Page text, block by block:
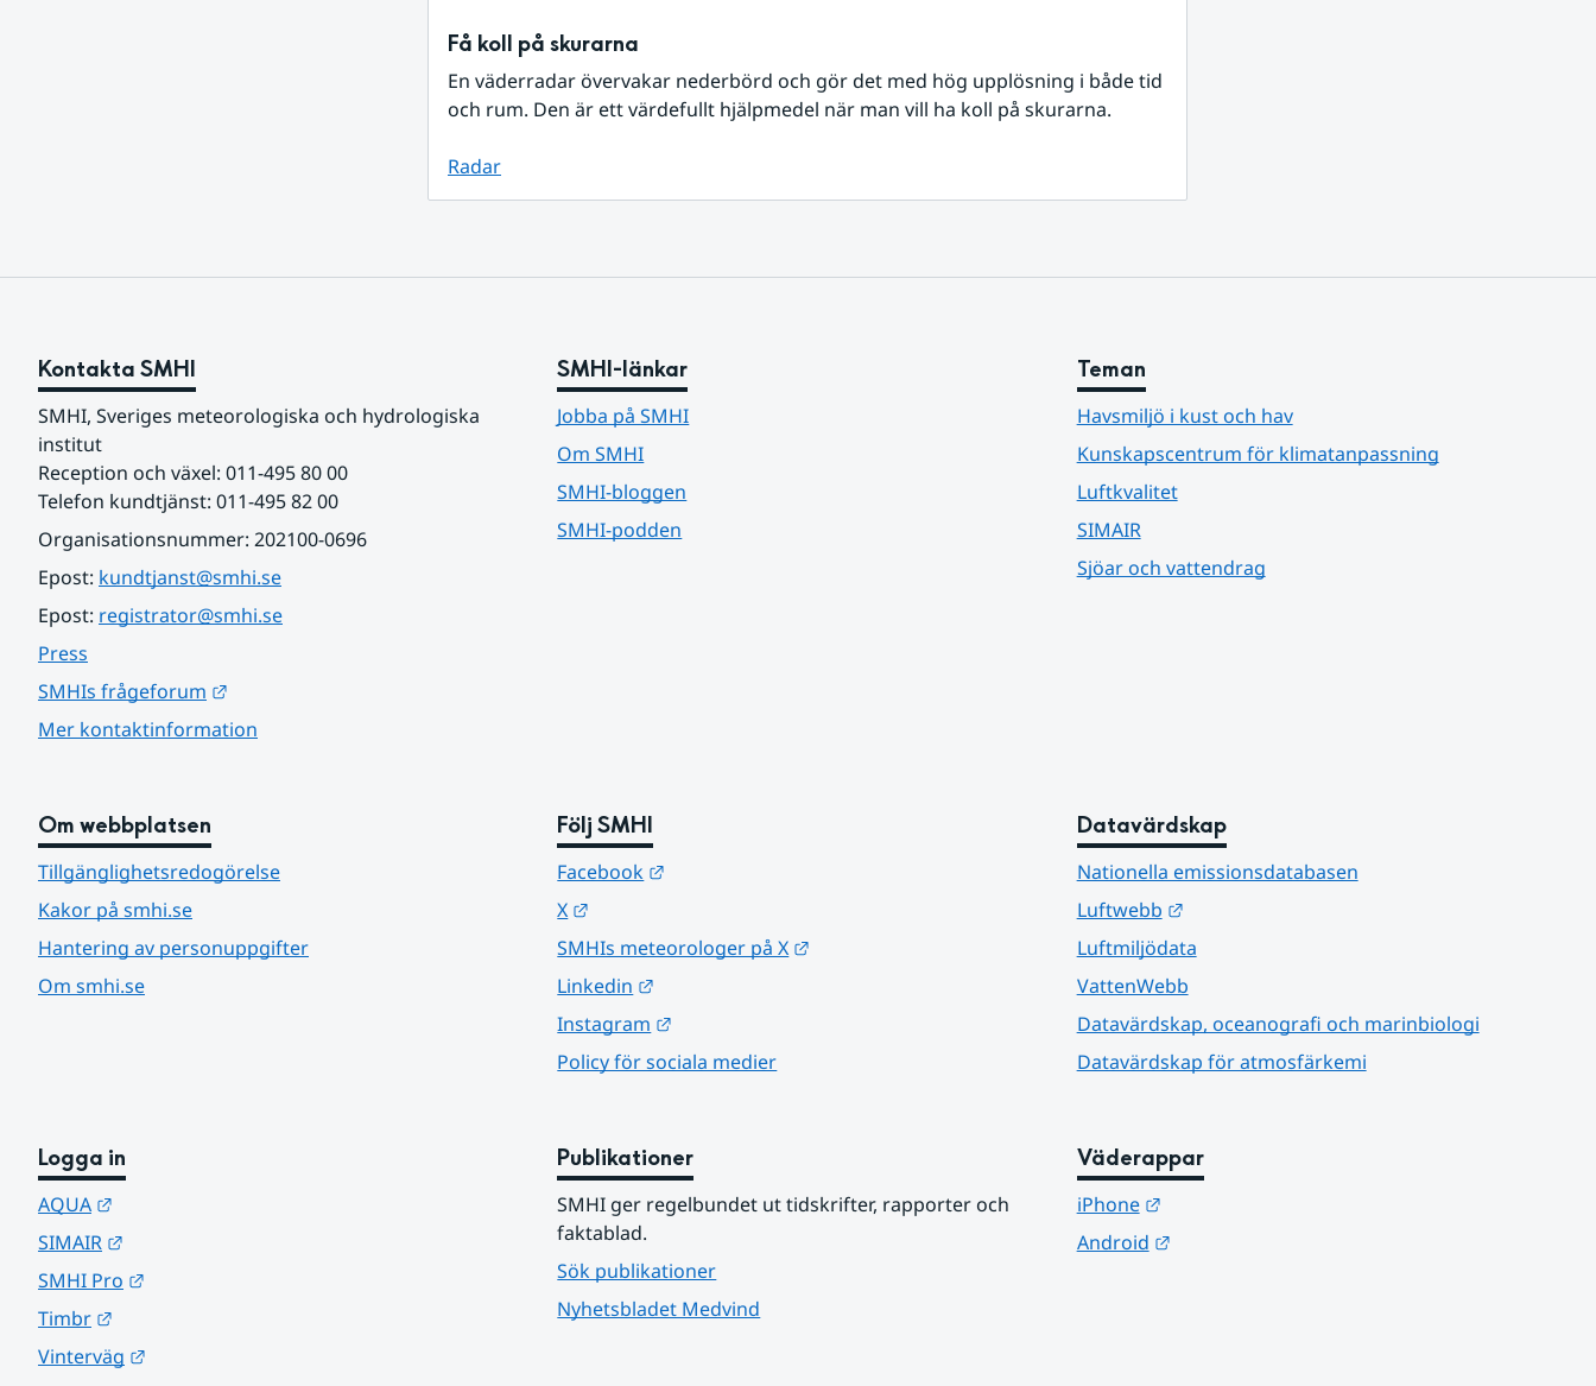
Få koll på skurarna
En väderradar övervakar nederbörd och gör det med hög upplösning i både tid
och rum. Den är ett värdefullt hjälpmedel när man vill ha koll på skurarna.
Radar
Kontakta SMHI
SMHI, Sveriges meteorologiska och hydrologiska
institut
Reception och växel: 011-495 80 00
Telefon kundtjänst: 011-495 82 00
Organisationsnummer: 202100-0696
Epost: kundtjanst@smhi.se
Epost: registrator@smhi.se
Press
SMHIs frågeforum
Mer kontaktinformation
SMHI-länkar
Jobba på SMHI
Om SMHI
SMHI-bloggen
SMHI-podden
Teman
Havsmiljö i kust och hav
Kunskapscentrum för klimatanpassning
Luftkvalitet
SIMAIR
Sjöar och vattendrag
Om webbplatsen
Tillgänglighetsredogörelse
Kakor på smhi.se
Hantering av personuppgifter
Om smhi.se
Följ SMHI
Facebook
X
SMHIs meteorologer på X
Linkedin
Instagram
Policy för sociala medier
Datavärdskap
Nationella emissionsdatabasen
Luftwebb
Länk till annan webbplats.
Luftmiljödata
VattenWebb
Datavärdskap, oceanografi och marinbiologi
Datavärdskap för atmosfärkemi
Logga in
AQUA
SIMAIR
SMHI Pro
Timbr
Vinterväg
Publikationer
SMHI ger regelbundet ut tidskrifter, rapporter och
faktablad.
Sök publikationer
Nyhetsbladet Medvind
Väderappar
iPhone
Länk till annan webbplats.
Android
Länk till annan webbplats.